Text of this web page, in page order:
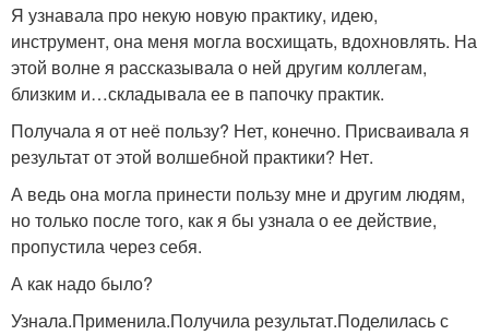
Я узнавала про некую новую практику, идею,
инструмент, она меня могла восхищать, вдохновлять. На
этой волне я рассказывала о ней другим коллегам,
близким и…складывала ее в папочку практик.
Получала я от неё пользу? Нет, конечно. Присваивала я
результат от этой волшебной практики? Нет.
А ведь она могла принести пользу мне и другим людям,
но только после того, как я бы узнала о ее действие,
пропустила через себя.
А как надо было?
Узнала.Применила.Получила результат.Поделилась с